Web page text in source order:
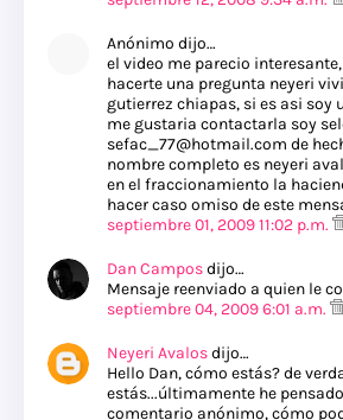
Anónimo dijo…
el video me parecio
hacerte una pregunta neyeri
gutierrez chiapas, si es asi soy
me gustaria contactarla soy
sefac_77@hotmail.com de
nombre completo es neyeri
en el fraccionamiento la
hacer caso omiso de este
septiembre 01, 2009 11:02 p.m.
Dan Camposdijo…
Mensaje reenviado a quien le
septiembre 04, 2009 6:01 a.m.
Neyeri Avalosdijo…
Hello Dan, cómo estás? de
estás...últimamente he
comentario anónimo, cómo